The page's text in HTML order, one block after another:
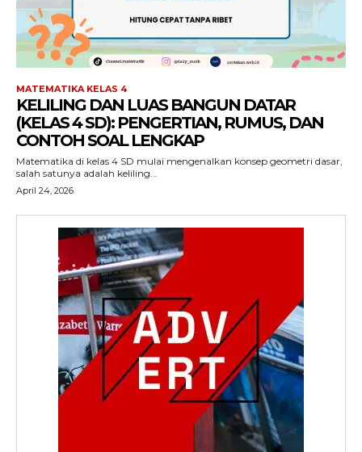
MATEMATIKA KELAS 4
KELILING DAN LUAS BANGUN DATAR
(KELAS 4 SD): PENGERTIAN, RUMUS, DAN
CONTOH SOAL LENGKAP
Matematika di kelas 4 SD mulai mengenalkan konsep geometri dasar,
salah satunya adalah keliling...
April 24, 2026